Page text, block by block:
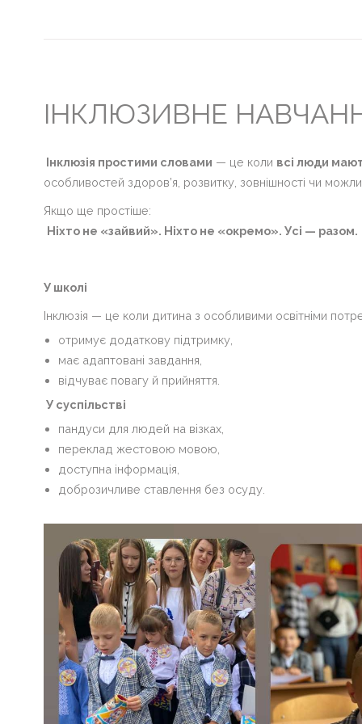
Прозорість
інформаційна
відкритість
закладу
Булінг
Новини
Контакти
ВІЧНА
ПАМ'ЯТЬ
ГЕРОЯМ
Михайлович
Волонтерство
розкриття
натисніть
ІНКЛЮЗИВНЕ
Інклюзія простими словами — це коли всі люди
особливостей здоров’я, розвитку, зовнішності чи
Якщо ще простіше:
Ніхто не «зайвий». Ніхто не «окремо». Усі — разом.
У школі
Інклюзія — це коли дитина з особливими освітніми
отримує додаткову підтримку,
має адаптовані завдання,
відчуває повагу й прийняття.
У суспільстві
пандуси для людей на візках,
переклад жестовою мовою,
доступна інформація,
доброзичливе ставлення без осуду.